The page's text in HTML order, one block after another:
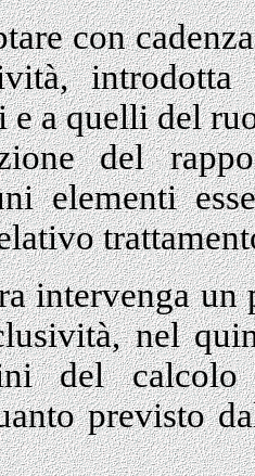
con
introdotta
a quelli del
del
elementi
intervenga
nel
del calcolo
previsto